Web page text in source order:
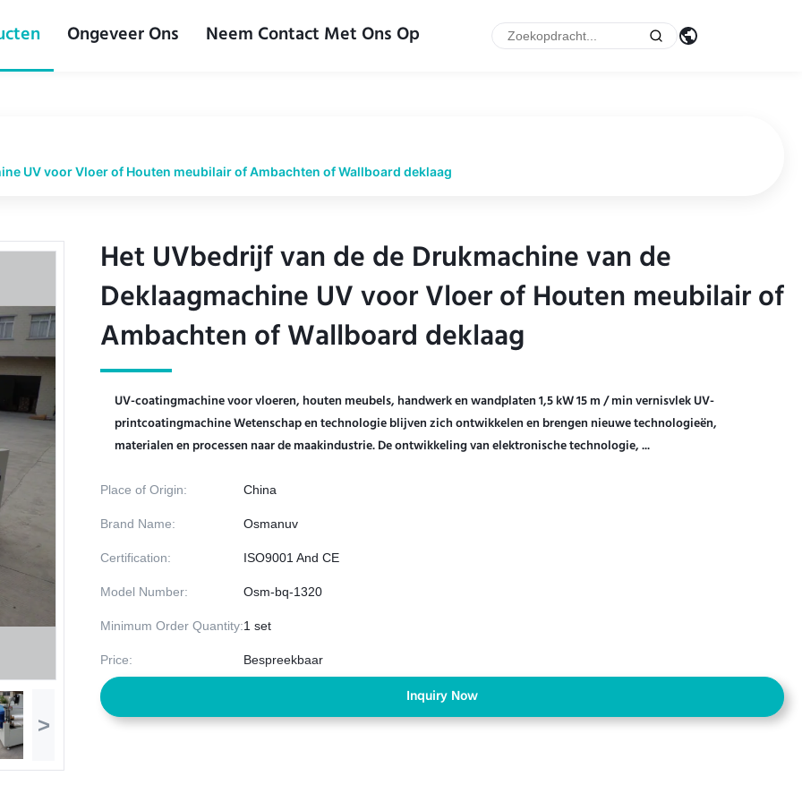
Ongeveer Ons Neem Contact Met Ons Op
UV voor Vloer of Houten meubilair of Ambachten of Wallboard deklaag
>
Het UVbedrijf van de de Drukmachine van de
Deklaagmachine UV voor Vloer of Houten meubilair of
Ambachten of Wallboard deklaag
Het UVbedrijf van de de Drukmachine van de
Deklaagmachine UV voor Vloer of Houten meubilair of
Ambachten of Wallboard deklaag
UV-coatingmachine voor vloeren, houten meubels, handwerk en wandplaten 1,5 kW 15 m / min vernisvlek UV-
printcoatingmachine Wetenschap en technologie blijven zich ontwikkelen en brengen nieuwe technologieën,
materialen en processen naar de maakindustrie. De ontwikkeling van elektronische technologie, ...
Place of Origin: China
Brand Name: Osmanuv
Certification: ISO9001 And CE
Model Number: Osm-bq-1320
Minimum Order Quantity:1 set
Price: Bespreekbaar
Inquiry Now